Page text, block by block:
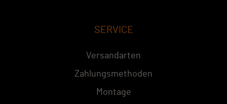
SERVICE
Versandarten
Zahlungsmethoden
Montage